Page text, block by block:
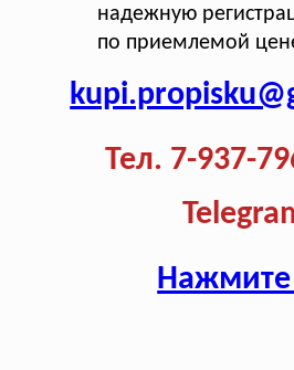
надежную
по приемлемой
Тел. 7-937-
Нажмите